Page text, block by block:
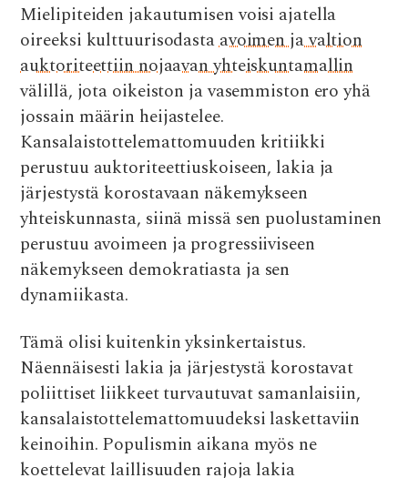
Mielipiteiden jakautumisen voisi ajatella
oireeksi kulttuurisodastaavoimen ja valtion
auktoriteettiin nojaavan yhteiskuntamallin
välillä, jota oikeiston ja vasemmiston ero yhä
jossain määrin heijastelee.
Kansalaistottelemattomuuden kritiikki
perustuu auktoriteettiuskoiseen, lakia ja
järjestystä korostavaan näkemykseen
yhteiskunnasta, siinä missä sen puolustaminen
perustuu avoimeen ja progressiiviseen
näkemykseen demokratiasta ja sen
dynamiikasta.
Tämä olisi kuitenkin yksinkertaistus.
Näennäisesti lakia ja järjestystä korostavat
poliittiset liikkeet turvautuvat samanlaisiin,
kansalaistottelemattomuudeksi laskettaviin
keinoihin. Populismin aikana myös ne
koettelevat laillisuuden rajoja lakia